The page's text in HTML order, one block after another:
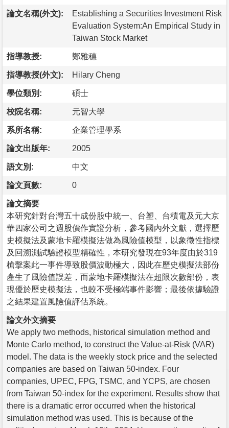
論文名稱(外文):
Establishing a Securities Investment Risk
Evaluation System:An Empirical Study in
Taiwan Stock Market
指導教授: 鄭雅穗
指導教授(外文): Hilary Cheng
學位類別: 碩士
校院名稱: 元智大學
系所名稱: 企業管理學系
論文出版年: 2005
語文別: 中文
論文頁數: 0
論文摘要
本研究針對台灣五十成份股中統一、台塑、台積電及元大京
華四家公司之週股價作實證分析，參考國內外文獻，選擇歷
史模擬法及蒙地卡羅模擬法做為風險值模型，以象徵性指標
及回溯測試驗證模型精確性，本研究發現在93年度由於319
槍擊案此一事件導致股價波動極大，因此在歷史模擬法部份
產生了風險值誤差，而蒙地卡羅模擬法在超限次數部份，表
現優於歷史模擬法，也較不受極端事件影響；最後依據驗證
之結果建置風險值評估系統。
論文外文摘要
We apply two methods, historical simulation method and
Monte Carlo method, to construct the Value-at-Risk (VAR)
model. The data is the weekly stock price and the selected
companies are based on Taiwan 50-index. Four
companies, UPEC, FPG, TSMC, and YCPS, are chosen
from Taiwan 50-index for the experiment. Results show that
there is a dramatic error occurred when the historical
simulation method was used. This is because of the